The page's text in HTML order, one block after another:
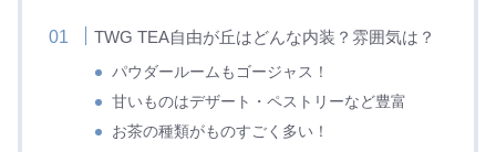
TWG TEA自由が丘はどんな内装？雰囲気は？
パウダールームもゴージャス！
甘いものはデザート・ペストリーなど豊富
お茶の種類がものすごく多い！